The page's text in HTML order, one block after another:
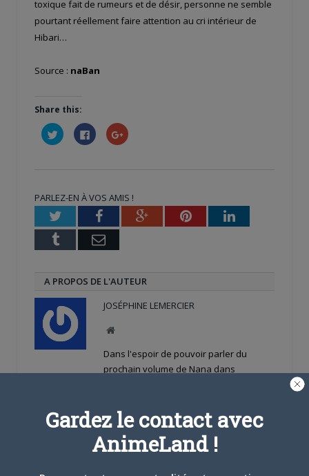
toxique fait de rumeurs et de désir, personne ne semble
pourtant réellement faire attention au cri intérieur de
Hibari…
Source : naBan
Share this:
Cliquez
pour
partager
fenêtre)
Cliquez
pour
partager
fenêtre)
Cliquez
pour
nouvelle
fenêtre)
PARLEZ-EN À VOS AMIS !
TwitterFacebookGoogle+PinterestLinkedIn
Tumblr Email
A PROPOS DE L'AUTEUR
JOSÉPHINE LEMERCIER
Site
Dans l'espoir de pouvoir parler du
prochain volume de Nana dans
ARTICLES LIÉS
Gardez le contact avec
AnimeLand !